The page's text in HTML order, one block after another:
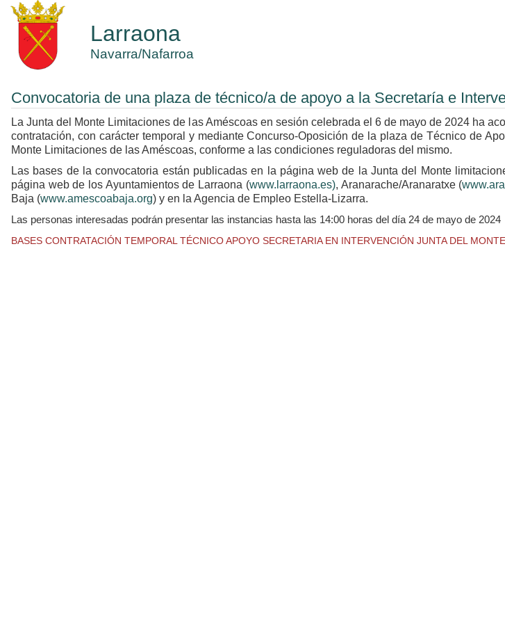
Larraona
Navarra/Nafarroa
Convocatoria de una plaza de técnico/a de apoyo a la Secretaría e
La Junta del Monte Limitaciones de las Améscoas en sesión celebrada el 6 de mayo de 2024 ha
contratación, con carácter temporal y mediante Concurso-Oposición de la plaza de Técnico de
Monte Limitaciones de las Améscoas, conforme a las condiciones reguladoras del mismo.
Las bases de la convocatoria están publicadas en la página web de la Junta del Monte
página web de los Ayuntamientos de Larraona (www.larraona.es), Aranarache/Aranaratxe (
Baja (www.amescoabaja.org) y en la Agencia de Empleo Estella-Lizarra.
Las personas interesadas podrán presentar las instancias hasta las 14:00 horas del día 24 de mayo de 2024
BASES CONTRATACIÓN TEMPORAL TÉCNICO APOYO SECRETARIA EN INTERVENCIÓN JUNTA DEL